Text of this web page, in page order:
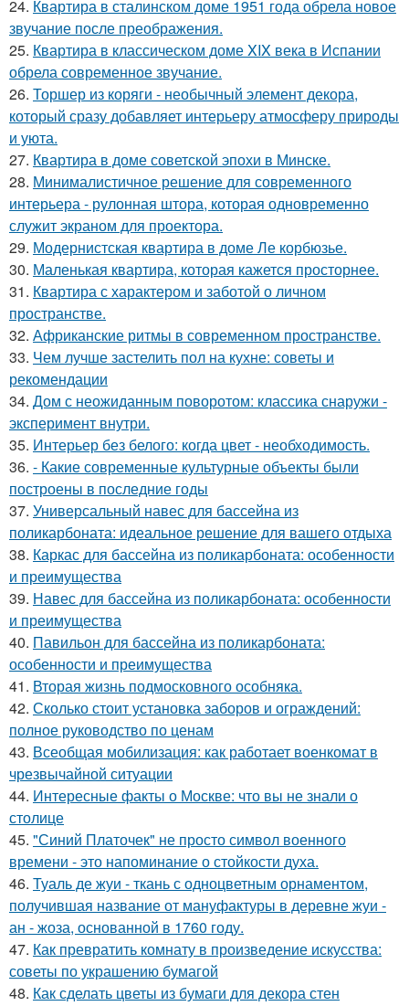
24. Квартира в сталинском доме 1951 года обрела новое
звучание после преображения.
25. Квартира в классическом доме XIX века в Испании
обрела современное звучание.
26. Торшер из коряги - необычный элемент декора,
который сразу добавляет интерьеру атмосферу природы
и уюта.
27. Квартира в доме советской эпохи в Минске.
28. Минималистичное решение для современного
интерьера - рулонная штора, которая одновременно
служит экраном для проектора.
29. Модернистская квартира в доме Ле корбюзье.
30. Маленькая квартира, которая кажется просторнее.
31. Квартира с характером и заботой о личном
пространстве.
32. Африканские ритмы в современном пространстве.
33. Чем лучше застелить пол на кухне: советы и
рекомендации
34. Дом с неожиданным поворотом: классика снаружи -
эксперимент внутри.
35. Интерьер без белого: когда цвет - необходимость.
36. - Какие современные культурные объекты были
построены в последние годы
37. Универсальный навес для бассейна из
поликарбоната: идеальное решение для вашего отдыха
38. Каркас для бассейна из поликарбоната: особенности
и преимущества
39. Навес для бассейна из поликарбоната: особенности
и преимущества
40. Павильон для бассейна из поликарбоната:
особенности и преимущества
41. Вторая жизнь подмосковного особняка.
42. Сколько стоит установка заборов и ограждений:
полное руководство по ценам
43. Всеобщая мобилизация: как работает военкомат в
чрезвычайной ситуации
44. Интересные факты о Москве: что вы не знали о
столице
45. "Синий Платочек" не просто символ военного
времени - это напоминание о стойкости духа.
46. Туаль де жуи - ткань с одноцветным орнаментом,
получившая название от мануфактуры в деревне жуи -
ан - жоза, основанной в 1760 году.
47. Как превратить комнату в произведение искусства:
советы по украшению бумагой
48. Как сделать цветы из бумаги для декора стен